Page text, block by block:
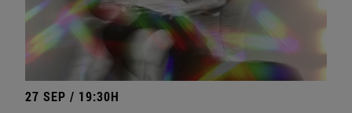
27 SEP / 19:30H